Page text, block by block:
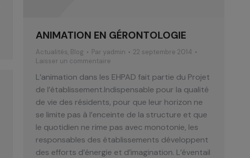
ANIMATION EN GÉRONTOLOGIE
Actualités, Blog Par yadmin
22 septembre 2014
Laisser un commentaire
L’animation dans les EHPAD fait partie du Projet
de l’établissement.Indispensable pour la qualité
de vie des résidents, pour que leur horizon ne
se limite pas à l’enceinte de la structure et que
le quotidien ne rime pas avec monotonie, les
responsables des établissements développent
des efforts d’énergie et d’imagination. L’éventail